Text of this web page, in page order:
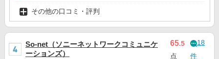
その他の口コミ・評判
So-net（ソニーネットワークコミュニケ
ーションズ）
65.5
点
18
件